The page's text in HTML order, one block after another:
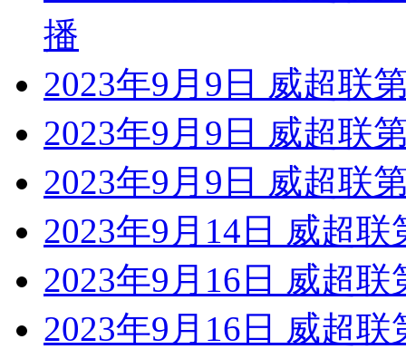
播
2023年9月9日 威超联
2023年9月9日 威超联
2023年9月9日 威超联
2023年9月14日 威超
2023年9月16日 威超
2023年9月16日 威超